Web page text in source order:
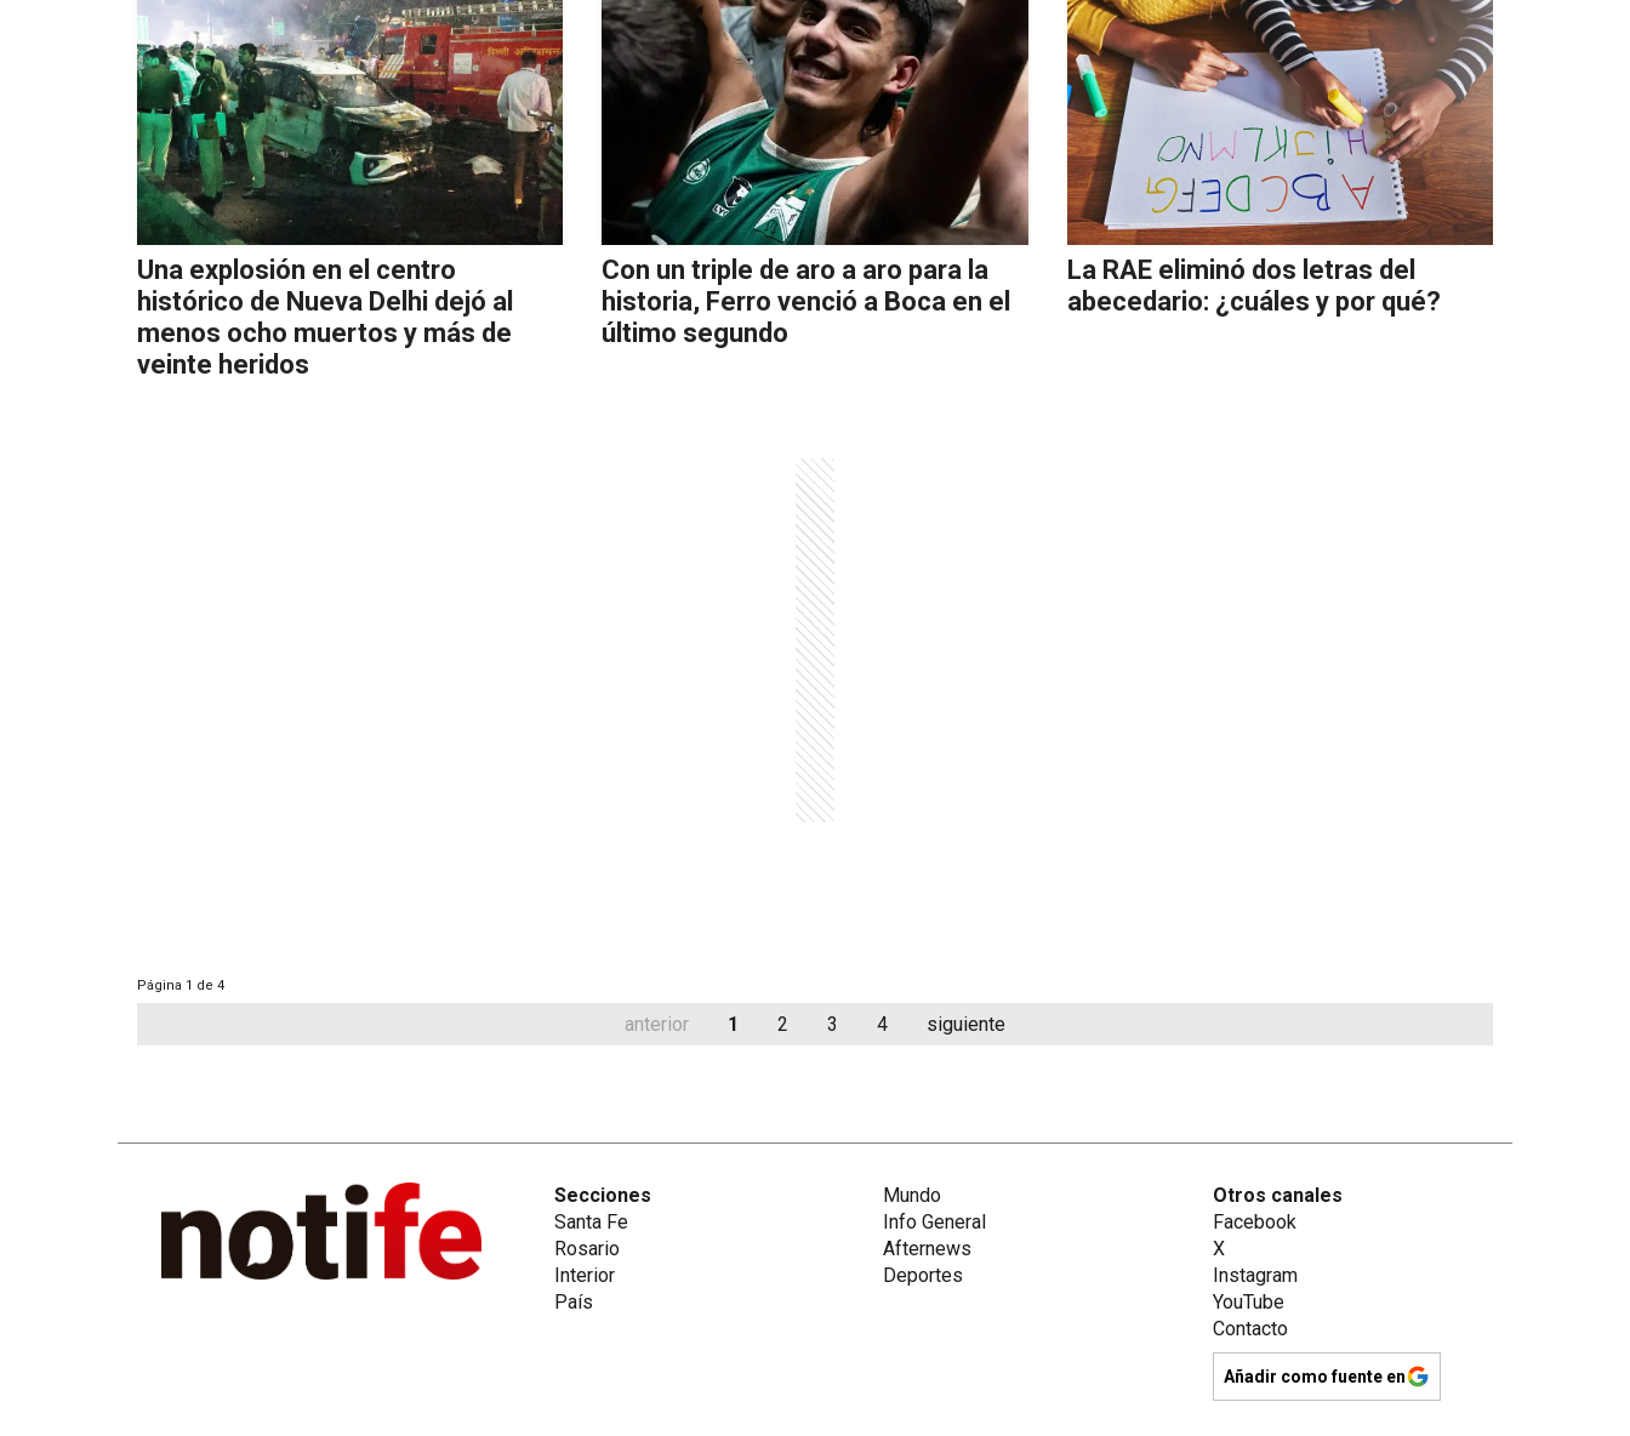
Una explosión en el centro
histórico de ‎Nueva Delhi dejó al
menos ocho muertos y más de
veinte heridos
Con un triple de aro a aro para la
historia, Ferro venció a Boca en el
último segundo
La RAE eliminó dos letras del
abecedario: ¿cuáles y por qué?
Página 1 de 4
anterior 1 2 3 4 siguiente
Secciones
Santa Fe
Rosario
Interior
País
Mundo
Info General
Afternews
Deportes
Otros canales
Facebook
X
Instagram
YouTube
Contacto
Añadir como fuente en